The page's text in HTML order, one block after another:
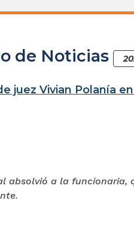
de Noticias
juez Vivian Polanía
absolvió a la funcionaria,